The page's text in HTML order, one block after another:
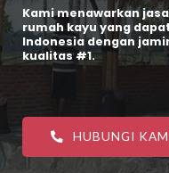
Kami menawarkan
rumah kayu yang
Indonesia dengan
kualitas #1.
HUBUNGI